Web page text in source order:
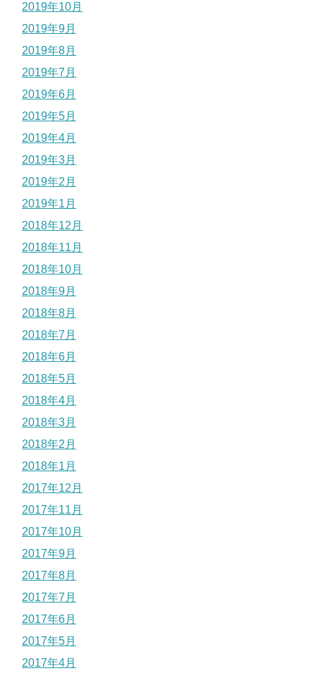
2019年10月
2019年9月
2019年8月
2019年7月
2019年6月
2019年5月
2019年4月
2019年3月
2019年2月
2019年1月
2018年12月
2018年11月
2018年10月
2018年9月
2018年8月
2018年7月
2018年6月
2018年5月
2018年4月
2018年3月
2018年2月
2018年1月
2017年12月
2017年11月
2017年10月
2017年9月
2017年8月
2017年7月
2017年6月
2017年5月
2017年4月